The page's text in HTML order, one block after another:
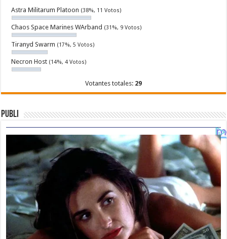
Astra Militarum Platoon (38%, 11 Votos)
Chaos Space Marines WArband (31%, 9 Votos)
Tiranyd Swarm (17%, 5 Votos)
Necron Host (14%, 4 Votos)
Votantes totales: 29
Publi